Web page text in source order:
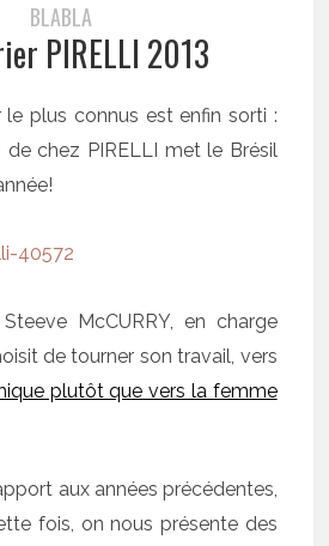
BLABLA
PIRELLI 2013
le plus connus est enfin sorti :
de chez PIRELLI met le Brésil
McCURRY, en charge
de tourner son travail, vers
plutôt que vers la femme
aux années précédentes,
fois, on nous présente des